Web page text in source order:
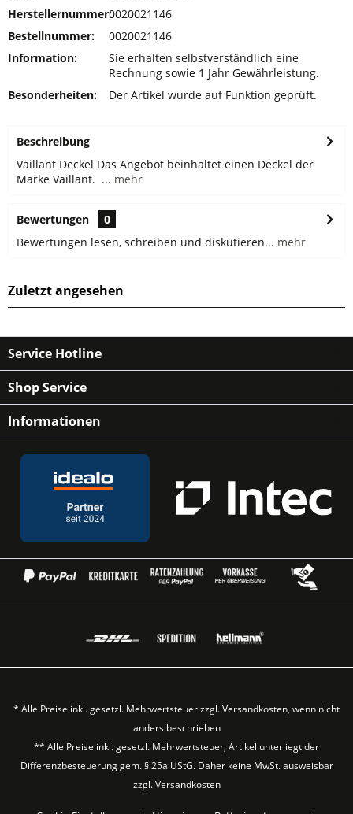
Herstellernummer:0020021146
Bestellnummer:
0020021146
Information:
Sie erhalten selbstverständlich eine
Rechnung sowie 1 Jahr Gewährleistung.
Besonderheiten:
Der Artikel wurde auf Funktion geprüft.
Beschreibung
Vaillant Deckel Das Angebot beinhaltet einen Deckel der
Marke Vaillant. ... mehr
Bewertungen
0
Bewertungen lesen, schreiben und diskutieren... mehr
Zuletzt angesehen
Service Hotline
Shop Service
Informationen
* Alle Preise inkl. gesetzl. Mehrwertsteuer zzgl.Versandkosten, wenn nicht
anders beschrieben
** Alle Preise inkl. gesetzl. Mehrwertsteuer, Artikel unterliegt der
Differenzbesteuerung gem. § 25a UStG. Daher keine MwSt. ausweisbar
zzgl.Versandkosten